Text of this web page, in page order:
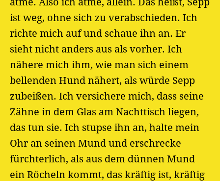
ist weg, ohne sich zu verabschieden. Ich
richte mich auf und schaue ihn an. Er
sieht nicht anders aus als vorher. Ich
nähere mich ihm, wie man sich einem
bellenden Hund nähert, als würde Sepp
zubeißen. Ich versichere mich, dass seine
Zähne in dem Glas am Nachttisch liegen,
das tun sie. Ich stupse ihn an, halte mein
Ohr an seinen Mund und erschrecke
fürchterlich, als aus dem dünnen Mund
ein Röcheln kommt, das kräftig ist, kräftig